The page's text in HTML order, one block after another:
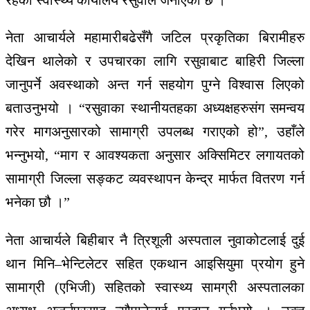
नेता आचार्यले महामारीबढेसँगै जटिल प्रकृतिका बिरामीहरु
देखिन थालेको र उपचारका लागि रसुवाबाट बाहिरी जिल्ला
जानुपर्ने अवस्थाको अन्त गर्न सहयोग पुग्ने विश्वास लिएको
बताउनुभयो । “रसुवाका स्थानीयतहका अध्यक्षहरुसंग समन्वय
गरेर मागअनुसारको सामाग्री उपलब्ध गराएको हो”, उहाँले
भन्नुभयो, “माग र आवश्यकता अनुसार अक्सिमिटर लगायतको
सामाग्री जिल्ला सङ्कट व्यवस्थापन केन्द्र मार्फत वितरण गर्न
भनेका छौ ।”
नेता आचार्यले बिहीबार नै त्रिशूली अस्पताल नुवाकोटलाई दुई
थान मिनि–भेन्टिलेटर सहित एकथान आइसियुमा प्रयोग हुने
सामाग्री (एभिजी) सहितको स्वास्थ्य सामग्री अस्पतालका